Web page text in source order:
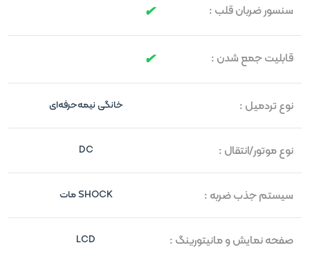
سنسور ضربان قلب :
قابلیت جمع شدن :
نوع تردمیل : خانگی نیمه‌حرفه‌ای
نوع موتور/انتقال : DC
سیستم جذب ضربه : SHOCK مات
صفحه نمایش و مانیتورینگ : LCD